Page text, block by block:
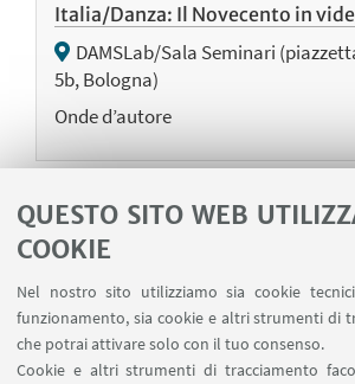
QUESTO SITO WEB
COOKIE
Nel nostro sito utilizziamo sia cookie
funzionamento, sia cookie e altri strumenti di
che potrai attivare solo con il tuo consenso.
Cookie e altri strumenti di tracciamento
Italia/Danza: Il Novecento in
DAMSLab/Sala Seminari
5b, Bologna)
Onde d’autore
18MARZO 2019
LA SOFFITTA
Quadri in cerca d'autore
DamsLab/Teatro (piazzetta P. P.
Bologna)